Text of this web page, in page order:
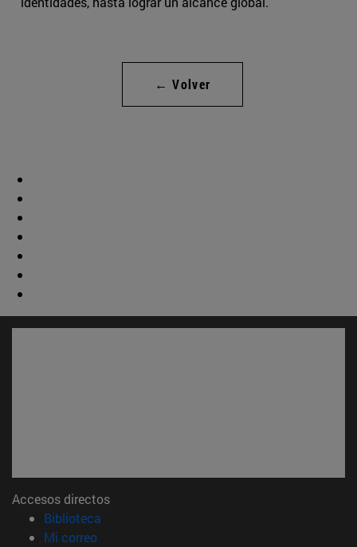
← Volver
Accesos directos
Biblioteca
Mi correo(abre en nueva ventana)